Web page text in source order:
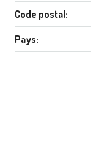
Code postal:
Pays: